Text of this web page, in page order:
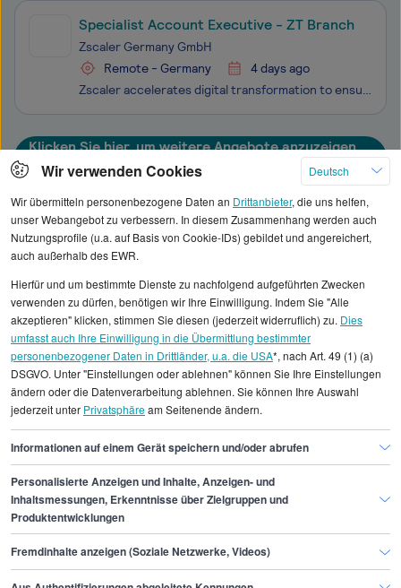
Specialist Account Executive - ZT Branch
Zscaler Germany GmbH
Remote - Germany
4 days ago
Zscaler accelerates digital transformation to ensure our customers can be more agile, efficient, resilient, and secure. As an AI-forward enterprise, we are constantly pushing the envelope, leveraging the world’s largest security data lake to power our cloud-native Zero Trust Exchange platform. This
Klicken Sie hier, um weitere Angebote anzuzeigen
Alle angezeigten Gehaltsdaten beruhen auf
Durchschnittswerte und die Angaben können nicht
einzelnen Stellenangeboten zugeordnet werden.
Gehaltsinformationen
IT
Software Quality Engineer
Software Quality Engineer Bielefeld
Finde den Job,
der zu dir passt.
Wir verwenden Cookies
Deutsch
Wir übermitteln personenbezogene Daten an Drittanbieter, die uns helfen,
unser Webangebot zu verbessern. In diesem Zusammenhang werden auch
Nutzungsprofile (u.a. auf Basis von Cookie-IDs) gebildet und angereichert,
auch außerhalb des EWR.
Hierfür und um bestimmte Dienste zu nachfolgend aufgeführten Zwecken
verwenden zu dürfen, benötigen wir Ihre Einwilligung. Indem Sie "Alle
akzeptieren" klicken, stimmen Sie diesen (jederzeit widerruflich) zu. Dies
umfasst auch Ihre Einwilligung in die Übermittlung bestimmter
personenbezogener Daten in Drittländer, u.a. die USA*, nach Art. 49 (1) (a)
DSGVO. Unter "Einstellungen oder ablehnen" können Sie Ihre Einstellungen
ändern oder die Datenverarbeitung ablehnen. Sie können Ihre Auswahl
jederzeit unter Privatsphäream Seitenende ändern.
Informationen auf einem Gerät speichern und/oder abrufen
Personalisierte Anzeigen und Inhalte, Anzeigen- und
Inhaltsmessungen, Erkenntnisse über Zielgruppen und
Produktentwicklungen
Fremdinhalte anzeigen (Soziale Netzwerke, Videos)